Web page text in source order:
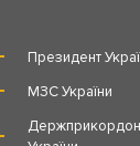
Президент
МЗС України